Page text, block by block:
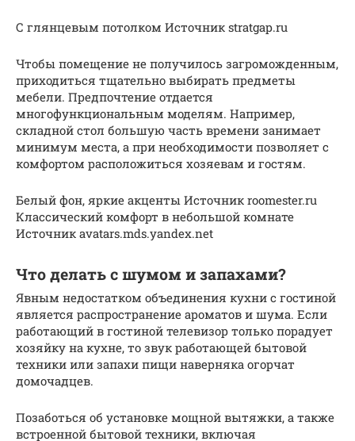
С глянцевым потолком Источник stratgap.ru
Чтобы помещение не получилось загроможденным,
приходиться тщательно выбирать предметы
мебели. Предпочтение отдается
многофункциональным моделям. Например,
складной стол большую часть времени занимает
минимум места, а при необходимости позволяет с
комфортом расположиться хозяевам и гостям.
Белый фон, яркие акценты Источник roomester.ru
Классический комфорт в небольшой комнате
Источник avatars.mds.yandex.net
Что делать с шумом и запахами?
Явным недостатком объединения кухни с гостиной
является распространение ароматов и шума. Если
работающий в гостиной телевизор только порадует
хозяйку на кухне, то звук работающей бытовой
техники или запахи пищи наверняка огорчат
домочадцев.
Позаботься об установке мощной вытяжки, а также
встроенной бытовой техники, включая